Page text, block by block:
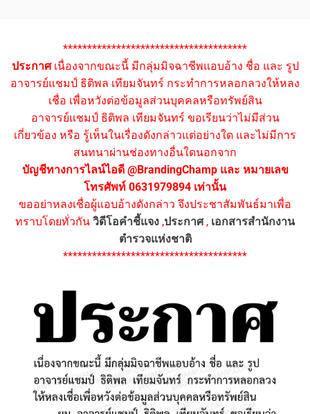
**************************************
ประกาศเนื่องจากขณะนี้ มีกลุ่มมิจฉาชีพแอบอ้าง ชื่อ และ รูป
อาจารย์แชมป์ ธิติพล เทียมจันทร์ กระทำการหลอกลวงให้หลง
เชื่อ เพื่อหวังต่อข้อมูลส่วนบุคคลหรือทรัพย์สิน
อาจารย์แชมป์ ธิติพล เทียมจันทร์ ขอเรียนว่าไม่มีส่วน
เกี่ยวข้อง หรือ รู้เห็นในเรื่องดังกล่าวแต่อย่างใด และไม่มีการ
สนทนาผ่านช่องทางอื่นใดนอกจาก
บัญชีทางการไลน์ไอดี @BrandingChamp และ หมายเลข
โทรศัพท์ 0631979894 เท่านั้น
ขออย่าหลงเชื่อผู้แอบอ้างดังกล่าว จึงประชาสัมพันธ์มาเพื่อ
ทราบโดยทั่วกัน วิดีโอคำชี้แจง ,ประกาศ, เอกสารสำนักงาน
ตำรวจแห่งชาติ
**************************************